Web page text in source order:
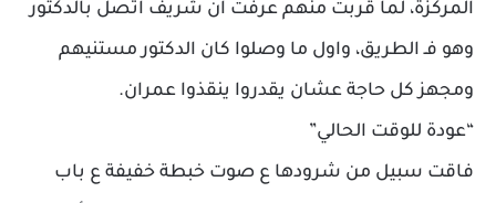
المركزة، لما قربت منهم عرفت ان شريف اتصل بالدكتور
وهو فـ الطريق، واول ما وصلوا كان الدكتور مستنيهم
ومجهز كل حاجة عشان يقدروا ينقذوا عمران.
“عودة للوقت الحالي”
فاقت سبيل من شرودها ع صوت خبطة خفيفة ع باب